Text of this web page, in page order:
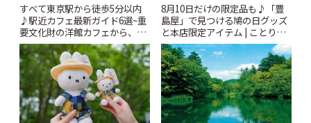
すべて東京駅から徒歩5分以内
♪駅近カフェ最新ガイド6選~重
要文化財の洋館カフェから、改
札すぐのレトロ喫茶まで~ | こと
りっぷ
8月10日だけの限定品も♪「豊
島屋」で見つける鳩の日グッズ
と本店限定アイテム | ことりっ
ぷ